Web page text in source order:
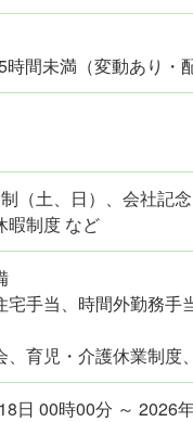
時間未満（変動あり・
（土、日）、会社記
暇制度 など
宅手当、時間外勤務手
、育児・介護休業制度
日 00時00分 ～ 2026